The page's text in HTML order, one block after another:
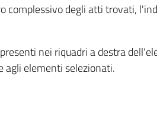
complessivo degli atti trovati,
nei riquadri a destra
elementi selezionati.